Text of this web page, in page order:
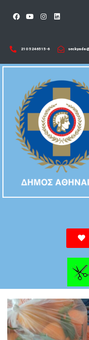
210 5246515-6​